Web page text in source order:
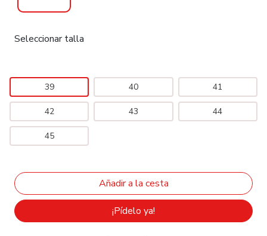
Seleccionar talla
39 40 41
42 43 44
45
¡Pídelo ya!